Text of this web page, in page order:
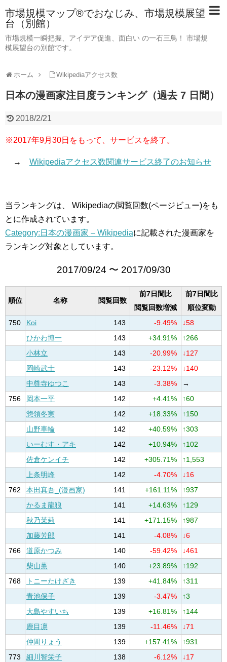
市場規模マップ®でおなじみ、市場規模展望
台（別館）
市場規模一瞬把握、アイデア促進、面白い の一石三鳥！ 市場規
模展望台の別館です。
ホーム Wikipediaアクセス数
日本の漫画家注目度ランキング（過去 7 日間）
2018/2/21
※2017年9月30日をもって、サービスを終了。
→ Wikipediaアクセス数関連サービス終了のお知らせ
当ランキングは、 Wikipediaの閲覧回数(ページビュー)をも
とに作成されています。
Category:日本の漫画家 – Wikipediaに記載された漫画家を
ランキング対象としています。
2017/09/24 〜 2017/09/30
順位 名称 閲覧回数
前7日間比
閲覧回数増減
前7日間比
順位変動
750
Koi 143 -9.49%
↓58
ひかわ博一
143 +34.91%
↑266
小林立
143 -20.99%
↓127
岡崎武士
143 -23.12%
↓140
中尊寺ゆつこ
143 -3.38%
→
756
岡本一平 142 +4.41%
↑60
惣領冬実
142 +18.33%
↑150
山野車輪
142 +40.59%
↑303
いーむす・アキ
142 +10.94%
↑102
佐倉ケンイチ
142 +305.71%
↑1,553
上条明峰
142 -4.70%
↓16
762
本田真吾_(漫画家) 141 +161.11%
↑937
かるま龍狼
141 +14.63%
↑129
秋乃茉莉
141 +171.15%
↑987
加藤芳郎
141 -4.08%
↓6
766
道原かつみ 140 -59.42%
↓461
柴山薫
140 +23.89%
↑192
768
トニーたけざき 139 +41.84%
↑311
青池保子
139 -3.47%
↑3
大島やすいち
139 +16.81%
↑144
鹿目凛
139 -11.46%
↓71
仲間りょう
139 +157.41%
↑931
773
細川智栄子 138 -6.12%
↓17